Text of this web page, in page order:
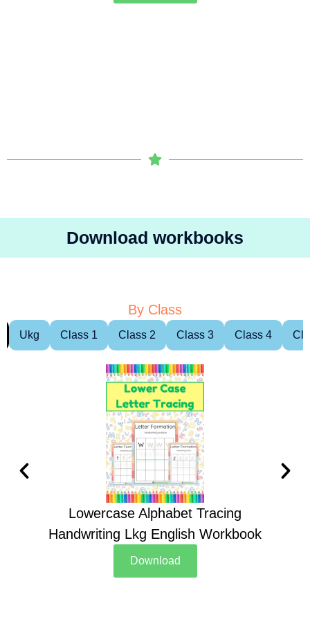
Download workbooks
By Class
Ukg Class 1 Class 2 Class 3 Class 4
Lowercase Alphabet Tracing
Handwriting Lkg English Workbook
Download